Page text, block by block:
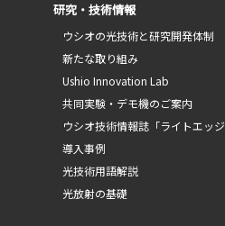
研究・技術情報
ウシオの光技術と研究開発体制
新たな取り組み
Ushio Innovation Lab
共同実験・デモ機のご案内
ウシオ技術情報誌「ライトエッ
導入事例
光技術用語解説
光放射の基礎